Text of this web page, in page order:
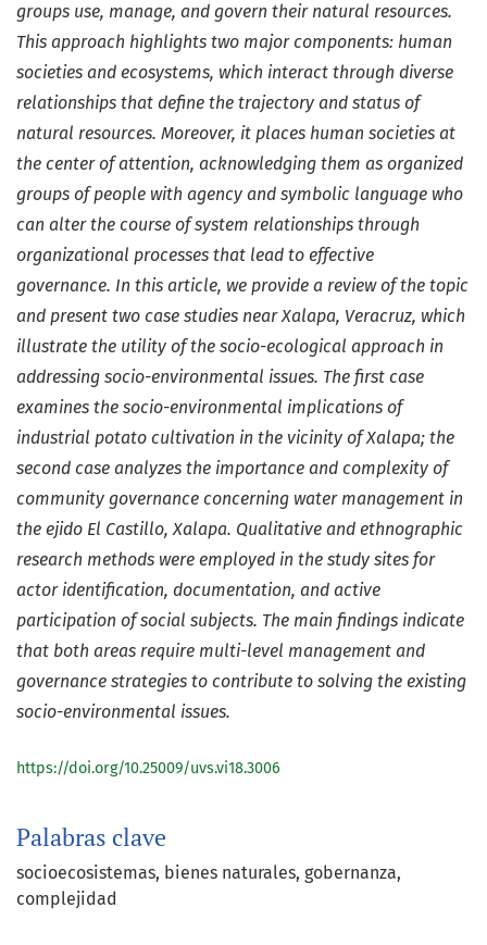
Palabras clave
socioecosistemas bienes naturales gobernanza
complejidad
groups use, manage, and govern their natural resources.
This approach highlights two major components: human
societies and ecosystems, which interact through diverse
relationships that define the trajectory and status of
natural resources. Moreover, it places human societies at
the center of attention, acknowledging them as organized
groups of people with agency and symbolic language who
can alter the course of system relationships through
organizational processes that lead to effective
governance. In this article, we provide a review of the topic
and present two case studies near Xalapa, Veracruz, which
illustrate the utility of the socio-ecological approach in
addressing socio-environmental issues. The first case
examines the socio-environmental implications of
industrial potato cultivation in the vicinity of Xalapa; the
second case analyzes the importance and complexity of
community governance concerning water management in
the ejido El Castillo, Xalapa. Qualitative and ethnographic
research methods were employed in the study sites for
actor identification, documentation, and active
participation of social subjects. The main findings indicate
that both areas require multi-level management and
governance strategies to contribute to solving the existing
socio-environmental issues.
https://doi.org/10.25009/uvs.vi18.3006